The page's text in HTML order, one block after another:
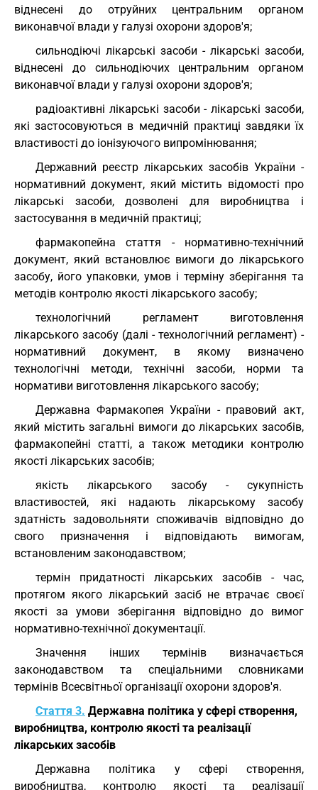
віднесені до отруйних центральним органом
виконавчої влади у галузі охорони здоров'я;
сильнодіючі лікарські засоби - лікарські засоби,
віднесені до сильнодіючих центральним органом
виконавчої влади у галузі охорони здоров'я;
радіоактивні лікарські засоби - лікарські засоби,
які застосовуються в медичній практиці завдяки їх
властивості до іонізуючого випромінювання;
Державний реєстр лікарських засобів України -
нормативний документ, який містить відомості про
лікарські засоби, дозволені для виробництва і
застосування в медичній практиці;
фармакопейна стаття - нормативно-технічний
документ, який встановлює вимоги до лікарського
засобу, його упаковки, умов і терміну зберігання та
методів контролю якості лікарського засобу;
технологічний регламент виготовлення
лікарського засобу (далі - технологічний регламент) -
нормативний документ, в якому визначено
технологічні методи, технічні засоби, норми та
нормативи виготовлення лікарського засобу;
Державна Фармакопея України - правовий акт,
який містить загальні вимоги до лікарських засобів,
фармакопейні статті, а також методики контролю
якості лікарських засобів;
якість лікарського засобу - сукупність
властивостей, які надають лікарському засобу
здатність задовольняти споживачів відповідно до
свого призначення і відповідають вимогам,
встановленим законодавством;
термін придатності лікарських засобів - час,
протягом якого лікарський засіб не втрачає своєї
якості за умови зберігання відповідно до вимог
нормативно-технічної документації.
Значення інших термінів визначається
законодавством та спеціальними словниками
термінів Всесвітньої організації охорони здоров'я.
Стаття 3. Державна політика у сфері створення,
виробництва, контролю якості та реалізації
лікарських засобів
Державна політика у сфері створення,
виробництва, контролю якості та реалізації